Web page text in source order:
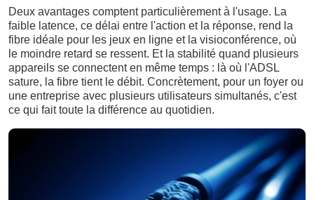
Deux avantages comptent particulièrement à l'usage. La
faible latence, ce délai entre l'action et la réponse, rend la
fibre idéale pour les jeux en ligne et la visioconférence, où
le moindre retard se ressent. Et la stabilité quand plusieurs
appareils se connectent en même temps : là où l'ADSL
sature, la fibre tient le débit. Concrètement, pour un foyer ou
une entreprise avec plusieurs utilisateurs simultanés, c'est
ce qui fait toute la différence au quotidien.